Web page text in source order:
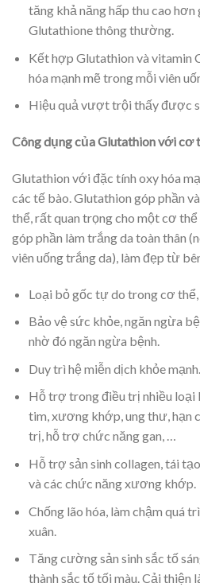
tăng khả năng hấp thu cao hơn
Glutathione thông thường.
Kết hợp Glutathion và vitamin
hóa mạnh mẽ trong mỗi viên
Hiệu quả vượt trội thấy được
Công dụng của Glutathion với cơ
Glutathion với đặc tính oxy hóa
các tế bào. Glutathion góp phần
thể, rất quan trọng cho một cơ thể
góp phần làm trắng da toàn thân
viên uống trắng da), làm đẹp từ
Loại bỏ gốc tự do trong cơ
Bảo vệ sức khỏe, ngăn ngừa
nhờ đó ngăn ngừa bệnh.
Duy trì hệ miễn dịch khỏe mạnh.
Hỗ trợ trong điều trị nhiều loại
tim, xương khớp, ung thư, hạn
trị, hỗ trợ chức năng gan, …
Hỗ trợ sản sinh collagen, tái
và các chức năng xương khớp.
Chống lão hóa, làm chậm quá
xuân.
Tăng cường sản sinh sắc tố
thành sắc tố tối màu. Cải thiện